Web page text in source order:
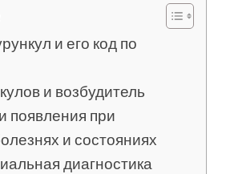
и его код по
и возбудитель
появления при
и состояниях
диагностика